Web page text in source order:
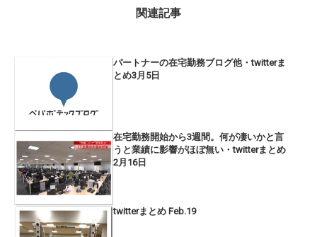
関連記事
パートナーの在宅勤務ブログ他・twitterま
とめ3月5日
在宅勤務開始から3週間。何が凄いかと言
うと業績に影響がほぼ無い・twitterまとめ
2月16日
twitterまとめ Feb.19